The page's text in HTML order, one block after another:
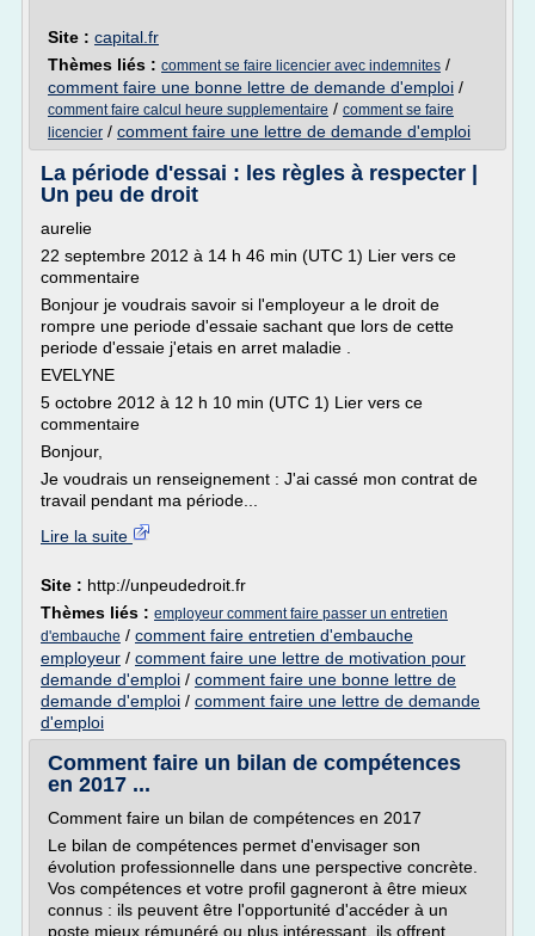
Site : capital.fr
Thèmes liés : comment se faire licencier avec indemnites /
comment faire une bonne lettre de demande d'emploi /
comment faire calcul heure supplementaire / comment se faire
licencier / comment faire une lettre de demande d'emploi
La période d'essai : les règles à respecter |
Un peu de droit
aurelie
22 septembre 2012 à 14 h 46 min (UTC 1) Lier vers ce
commentaire
Bonjour je voudrais savoir si l'employeur a le droit de
rompre une periode d'essaie sachant que lors de cette
periode d'essaie j'etais en arret maladie .
EVELYNE
5 octobre 2012 à 12 h 10 min (UTC 1) Lier vers ce
commentaire
Bonjour,
Je voudrais un renseignement : J'ai cassé mon contrat de
travail pendant ma période...
Lire la suite
Site : http://unpeudedroit.fr
Thèmes liés : employeur comment faire passer un entretien
d'embauche / comment faire entretien d'embauche
employeur / comment faire une lettre de motivation pour
demande d'emploi / comment faire une bonne lettre de
demande d'emploi / comment faire une lettre de demande
d'emploi
Comment faire un bilan de compétences
en 2017 ...
Comment faire un bilan de compétences en 2017
Le bilan de compétences permet d'envisager son
évolution professionnelle dans une perspective concrète.
Vos compétences et votre profil gagneront à être mieux
connus : ils peuvent être l'opportunité d'accéder à un
poste mieux rémunéré ou plus intéressant, ils offrent